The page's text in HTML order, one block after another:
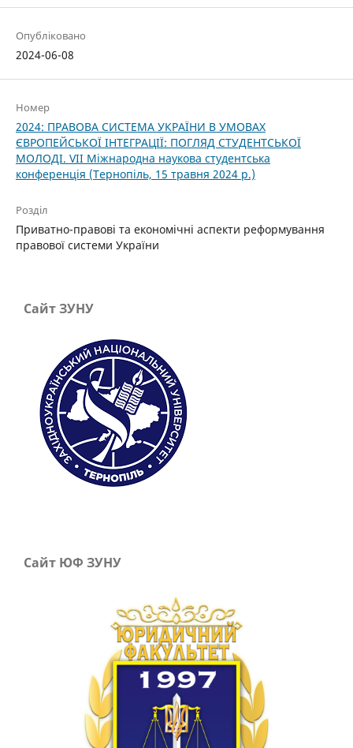
Опубліковано
2024-06-08
Номер
2024: ПРАВОВА СИСТЕМА УКРАЇНИ В УМОВАХ
ЄВРОПЕЙСЬКОЇ ІНТЕГРАЦІЇ: ПОГЛЯД СТУДЕНТСЬКОЇ
МОЛОДІ. VІІ Міжнародна наукова студентська
конференція (Тернопіль, 15 травня 2024 р.)
Розділ
Приватно-правові та економічні аспекти реформування
правової системи України
Сайт ЗУНУ
Сайт ЮФ ЗУНУ